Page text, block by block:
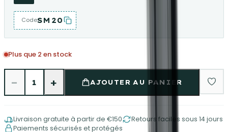
CodeSM20
Plus que 2 en stock
− 1 + AJOUTER AU PANIER
Livraison gratuite à partir de €150
Retours faciles sous 14 jours
Paiements sécurisés et protégés